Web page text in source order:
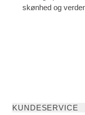
skønhed og
KUNDESERVICE